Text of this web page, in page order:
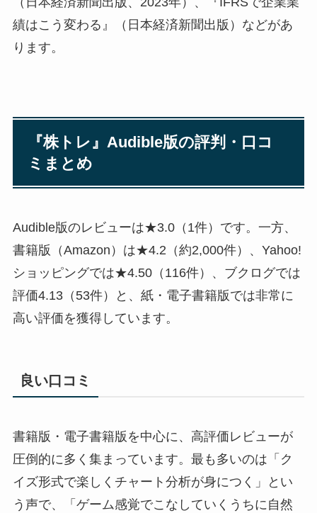
績はこう変わる』（日本経済新聞出版）などがあ
ります。
『株トレ』Audible版の評判・口コ
ミまとめ
Audible版のレビューは★3.0（1件）です。一方、
書籍版（Amazon）は★4.2（約2,000件）、Yahoo!
ショッピングでは★4.50（116件）、ブクログでは
評価4.13（53件）と、紙・電子書籍版では非常に
高い評価を獲得しています。
良い口コミ
書籍版・電子書籍版を中心に、高評価レビューが
圧倒的に多く集まっています。最も多いのは「ク
イズ形式で楽しくチャート分析が身につく」とい
う声で、「ゲーム感覚でこなしていくうちに自然